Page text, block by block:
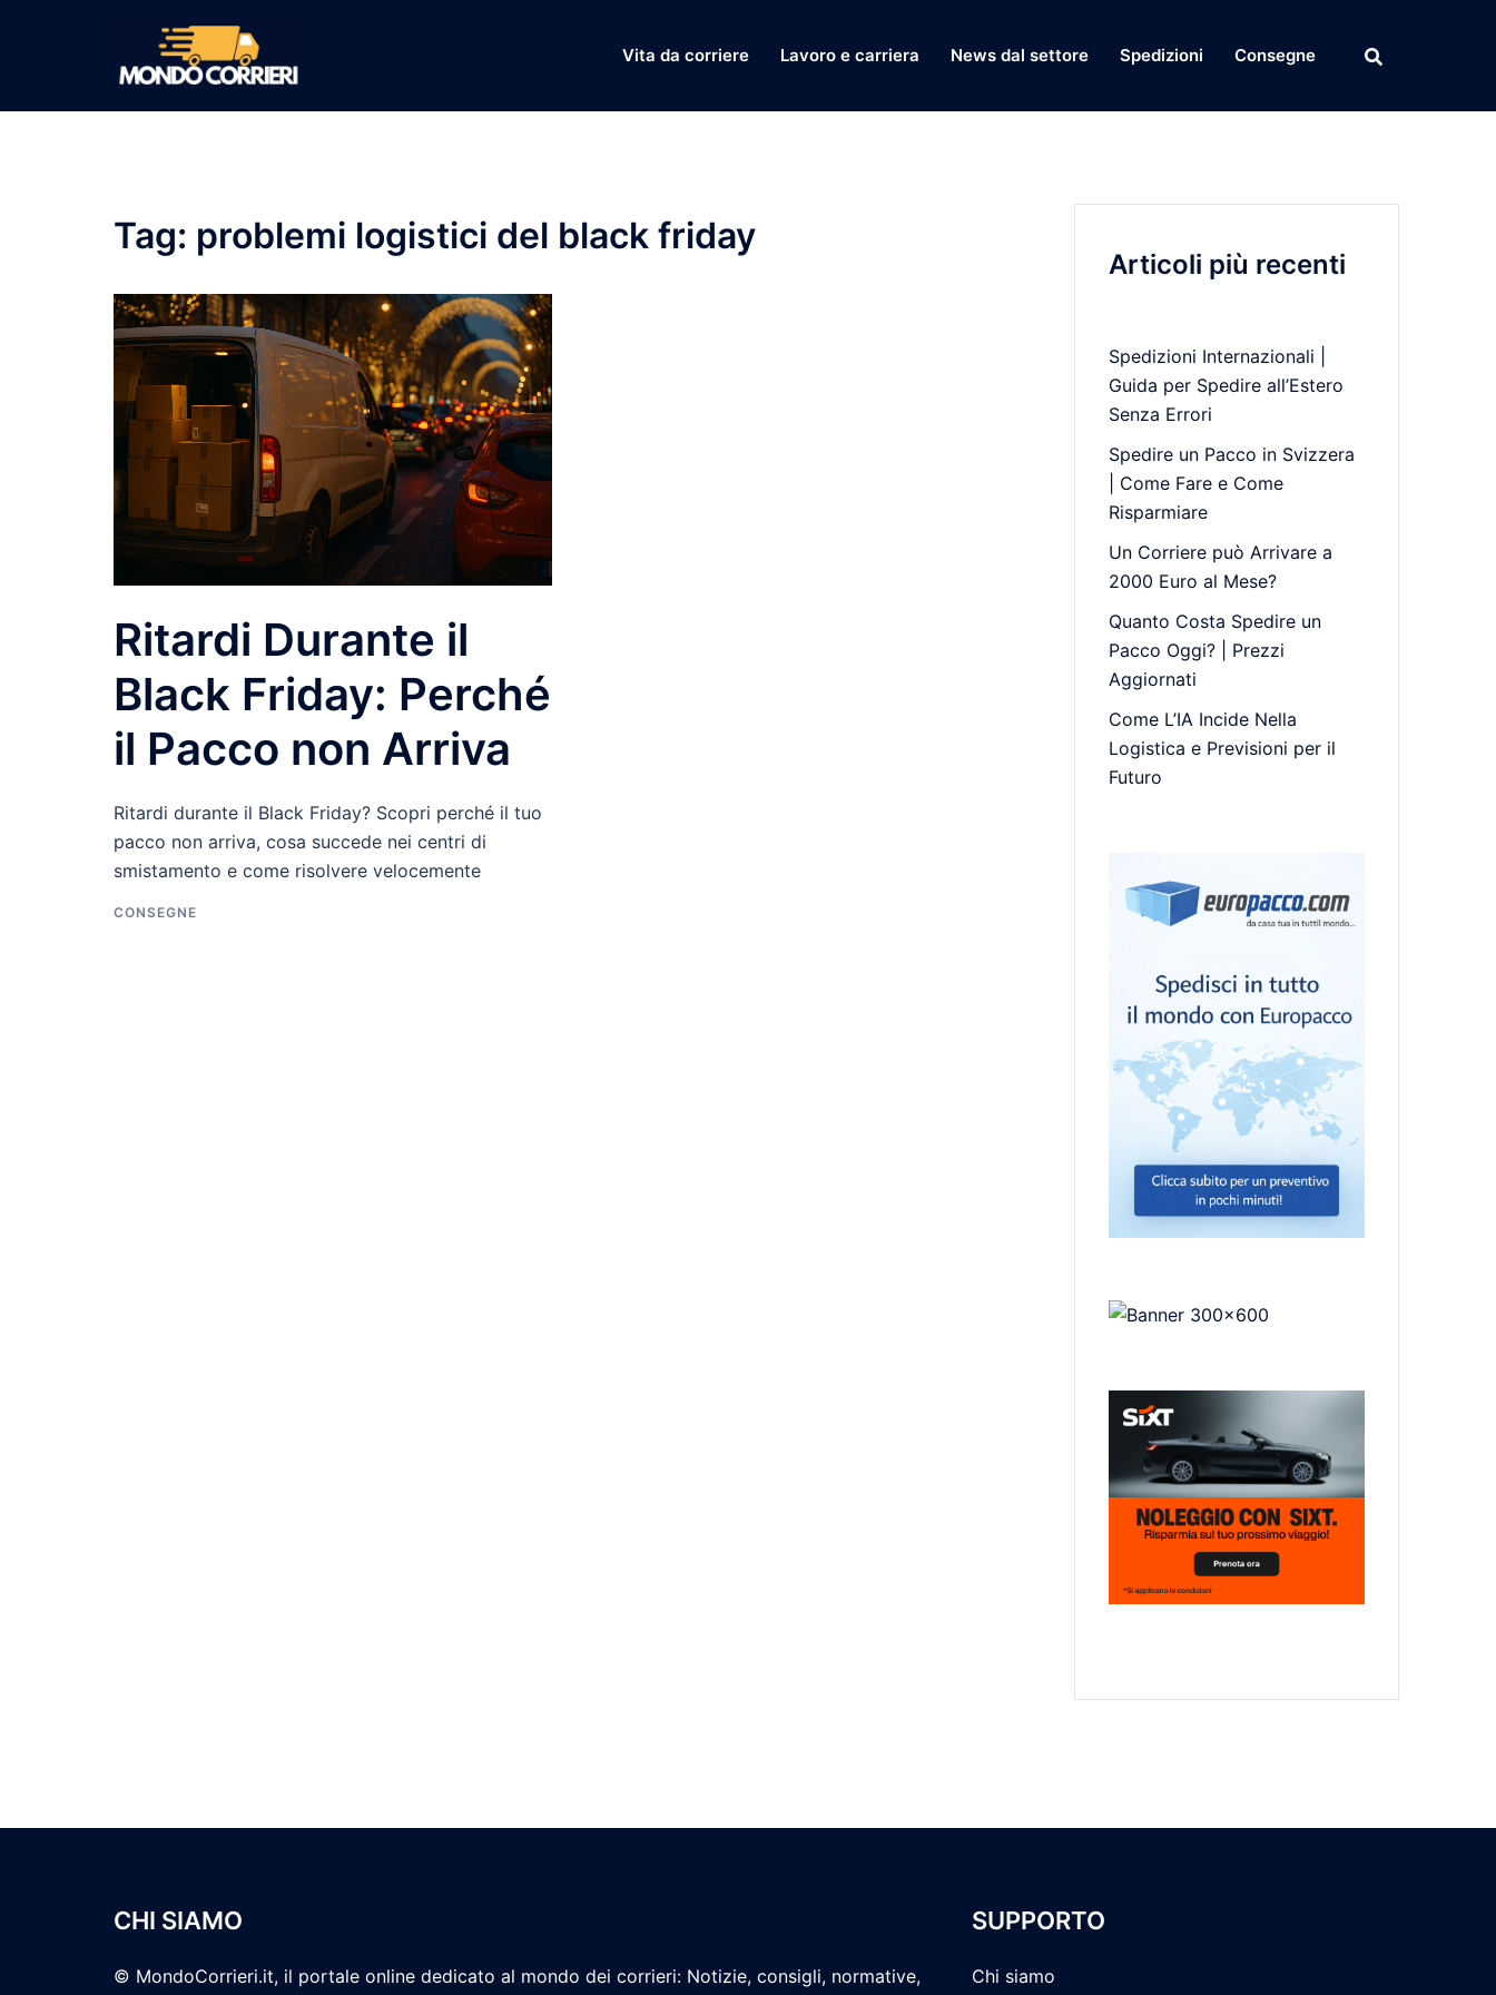
Vita da corriere Lavoro e carriera News dal settore Spedizioni Consegne
Tag: problemi logistici del black friday
Ritardi Durante il
Black Friday: Perché
il Pacco non Arriva
Ritardi durante il Black Friday? Scopri perché il tuo
pacco non arriva, cosa succede nei centri di
smistamento e come risolvere velocemente
CONSEGNE
Articoli più recenti
Spedizioni Internazionali |
Guida per Spedire all’Estero
Senza Errori
Spedire un Pacco in Svizzera
| Come Fare e Come
Risparmiare
Un Corriere può Arrivare a
2000 Euro al Mese?
Quanto Costa Spedire un
Pacco Oggi? | Prezzi
Aggiornati
Come L’IA Incide Nella
Logistica e Previsioni per il
Futuro
CHI SIAMO
© MondoCorrieri.it, il portale online dedicato al mondo dei corrieri: Notizie, consigli, normative,
SUPPORTO
Chi siamo